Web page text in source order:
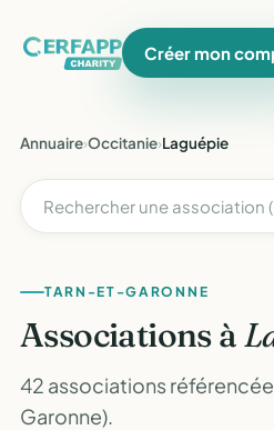
Créer mon
Annuaire›Occitanie›Laguépie
TARN-ET-GARONNE
Associations à
42 associations
Garonne).